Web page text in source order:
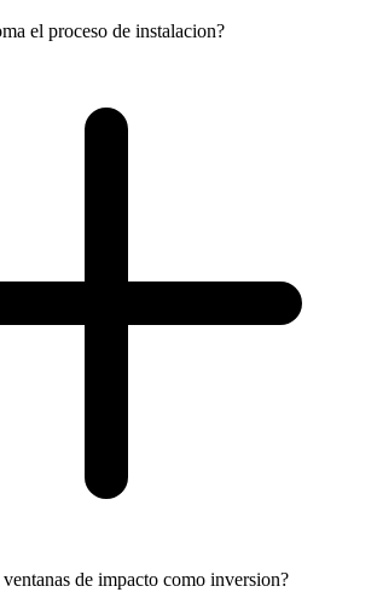
el proceso de instalacion?
de impacto como inversion?